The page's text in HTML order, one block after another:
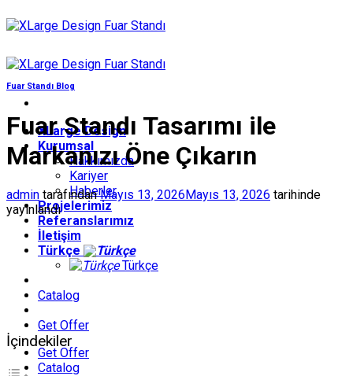
atla
XLarge Design
Kurumsal
Hakkımızda
Kariyer
Haberler
Projelerimiz
Referanslarımız
İletişim
Türkçe
Türkçe
Catalog
Get Offer
Get Offer
Catalog
Fuar Standı Blog
Fuar Standı Tasarımı ile
Markanızı Öne Çıkarın
admin tarafından Mayıs 13, 2026 Mayıs 13, 2026 tarihinde
yayınlandı
İçindekiler